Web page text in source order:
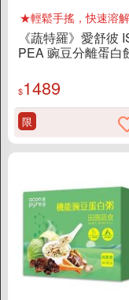
《蔬特羅》愛舒彼
PEA 豌豆分離蛋白
$1489
限